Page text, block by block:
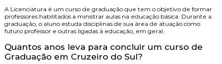
A Licenciatura é um curso de graduação que tem o objetivo de formar
professores habilitados a ministrar aulas na educação básica. Durante a
graduação, o aluno estuda disciplinas de sua área de atuação como
futuro professor e outras ligadas à educação, em geral.
Quantos anos leva para concluir um curso de
Graduação em Cruzeiro do Sul?